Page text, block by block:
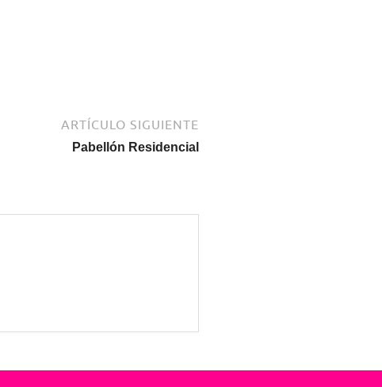
ARTÍCULO SIGUIENTE
Pabellón Residencial